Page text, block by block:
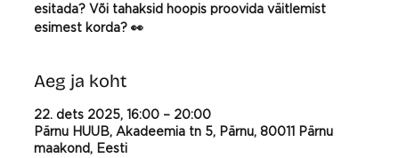
esitada? Või tahaksid hoopis proovida väitlemist
esimest korda? 👀
Aeg ja koht
22. dets 2025, 16:00 – 20:00
Pärnu HUUB, Akadeemia tn 5, Pärnu, 80011 Pärnu
maakond, Eesti